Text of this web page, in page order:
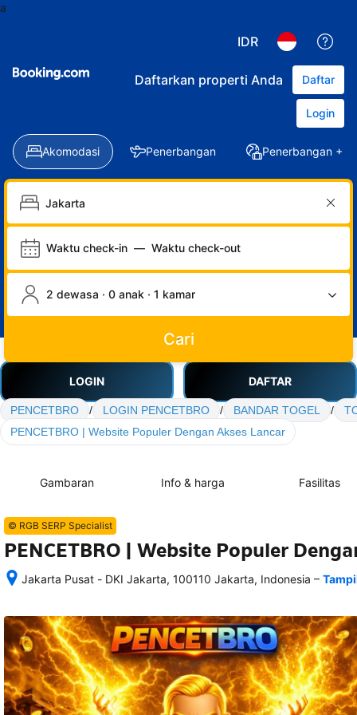
a
IDR
Daftarkan properti Anda Daftar
Login
Akomodasi Penerbangan Penerbangan +
Waktu check-in — Waktu check-out
2 dewasa · 0 anak · 1 kamar
Cari
LOGIN DAFTAR
PENCETBRO / LOGIN PENCETBRO / BANDAR TOGEL /
PENCETBRO | Website Populer Dengan Akses Lancar
Gambaran Info & harga Fasilitas
© RGB SERP Specialist
PENCETBRO | Website Populer
Jakarta Pusat - DKI Jakarta, 100110 Jakarta, Indonesia
semua
rincian
akomodasi
termasuk
nomor
telepon
–